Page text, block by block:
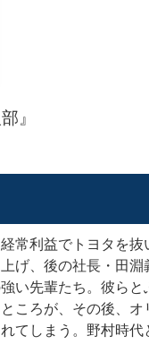
』
常利益でトヨタを抜
げ、後の社長・田淵
い先輩たち。彼らと
ころが、その後、オ
てしまう。野村時代